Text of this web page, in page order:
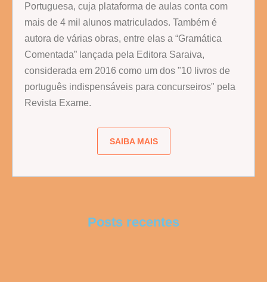
Portuguesa, cuja plataforma de aulas conta com
mais de 4 mil alunos matriculados. Também é
autora de várias obras, entre elas a “Gramática
Comentada” lançada pela Editora Saraiva,
considerada em 2016 como um dos "10 livros de
português indispensáveis para concurseiros" pela
Revista Exame.
SAIBA MAIS
Posts recentes